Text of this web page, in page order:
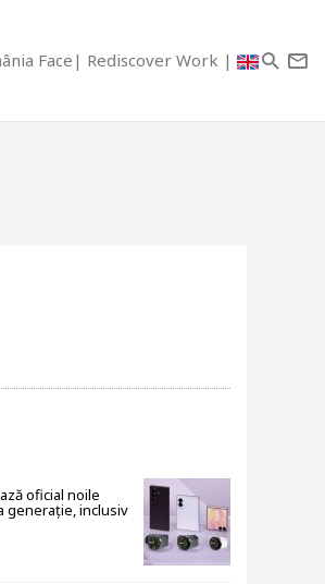
Face Rediscover Work
oficial noile
generație, inclusiv